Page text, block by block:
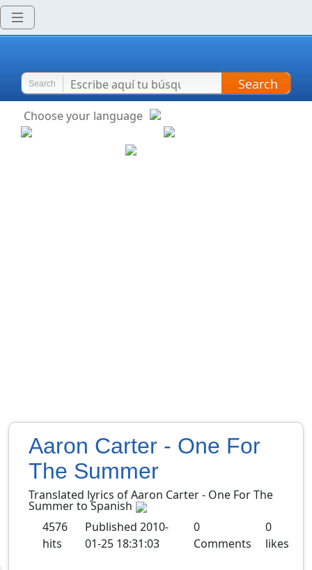
Search Search
Choose your language
Aaron Carter - One For
The Summer
Translated lyrics of Aaron Carter - One For The
Summer to Spanish
4576
hits
Published 2010-
01-25 18:31:03
0
Comments
0
likes